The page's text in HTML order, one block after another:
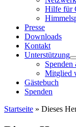
Hilfe für
Presse
Downloads
Kontakt
Unterstützung
Spenden
Mitglied
Gästebuch
Spenden
Startseite » Dieses